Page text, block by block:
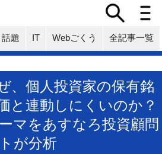
話題 IT Webごくう 全記事一覧
、個人投資家の保有銘
と連動しにくいのか？
マをあすなろ投資顧問
が分析